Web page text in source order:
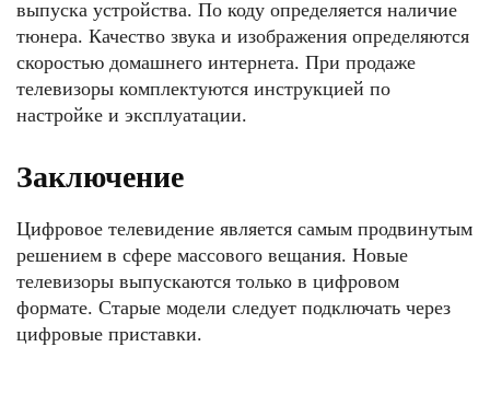
выпуска устройства. По коду определяется наличие
тюнера. Качество звука и изображения определяются
скоростью домашнего интернета. При продаже
телевизоры комплектуются инструкцией по
настройке и эксплуатации.
Заключение
Цифровое телевидение является самым продвинутым
решением в сфере массового вещания. Новые
телевизоры выпускаются только в цифровом
формате. Старые модели следует подключать через
цифровые приставки.